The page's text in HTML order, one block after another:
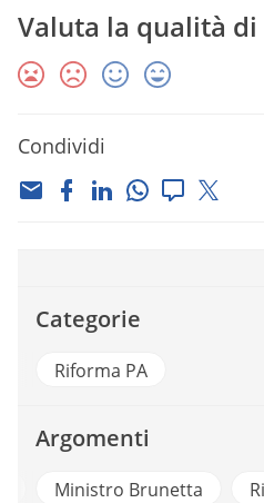
Valuta la qualità
Condividi
Categorie
Riforma PA
Argomenti
Ministro Brunetta